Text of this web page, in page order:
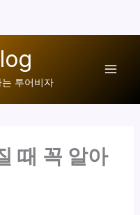
투어비자
때 꼭 알아